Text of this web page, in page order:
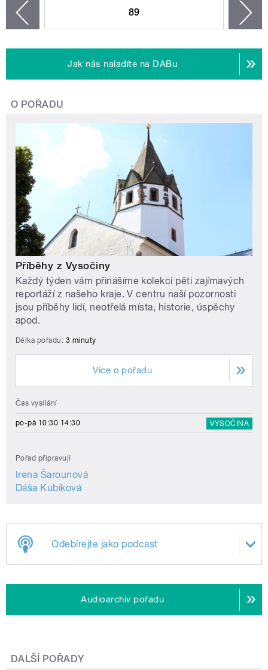
89
Jak nás naladíte na DABu
O POŘADU
Příběhy z Vysočiny
Každý týden vám přinášíme kolekci pěti zajímavých
reportáží z našeho kraje. V centru naší pozornosti
jsou příběhy lidí, neotřelá místa, historie, úspěchy
apod.
Délka pořadu: 3 minuty
Více o pořadu
Čas vysílání
po-pá 10:30 14:30 VYSOČINA
Pořad připravují
Irena Šarounová
Dáša Kubíková
Odebírejte jako podcast
Audioarchiv pořadu
DALŠÍ POŘADY